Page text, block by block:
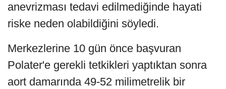
anevrizması tedavi edilmediğinde hayati
riske neden olabildiğini söyledi.
Merkezlerine 10 gün önce başvuran
Polater'e gerekli tetkikleri yaptıktan sonra
aort damarında 49-52 milimetrelik bir